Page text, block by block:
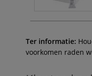
Ter informatie:
voorkomen raden